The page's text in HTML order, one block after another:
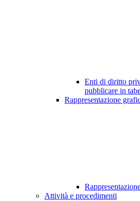
Enti di diritto
pubblicare in
Rappresentazione
Attività e procedimenti